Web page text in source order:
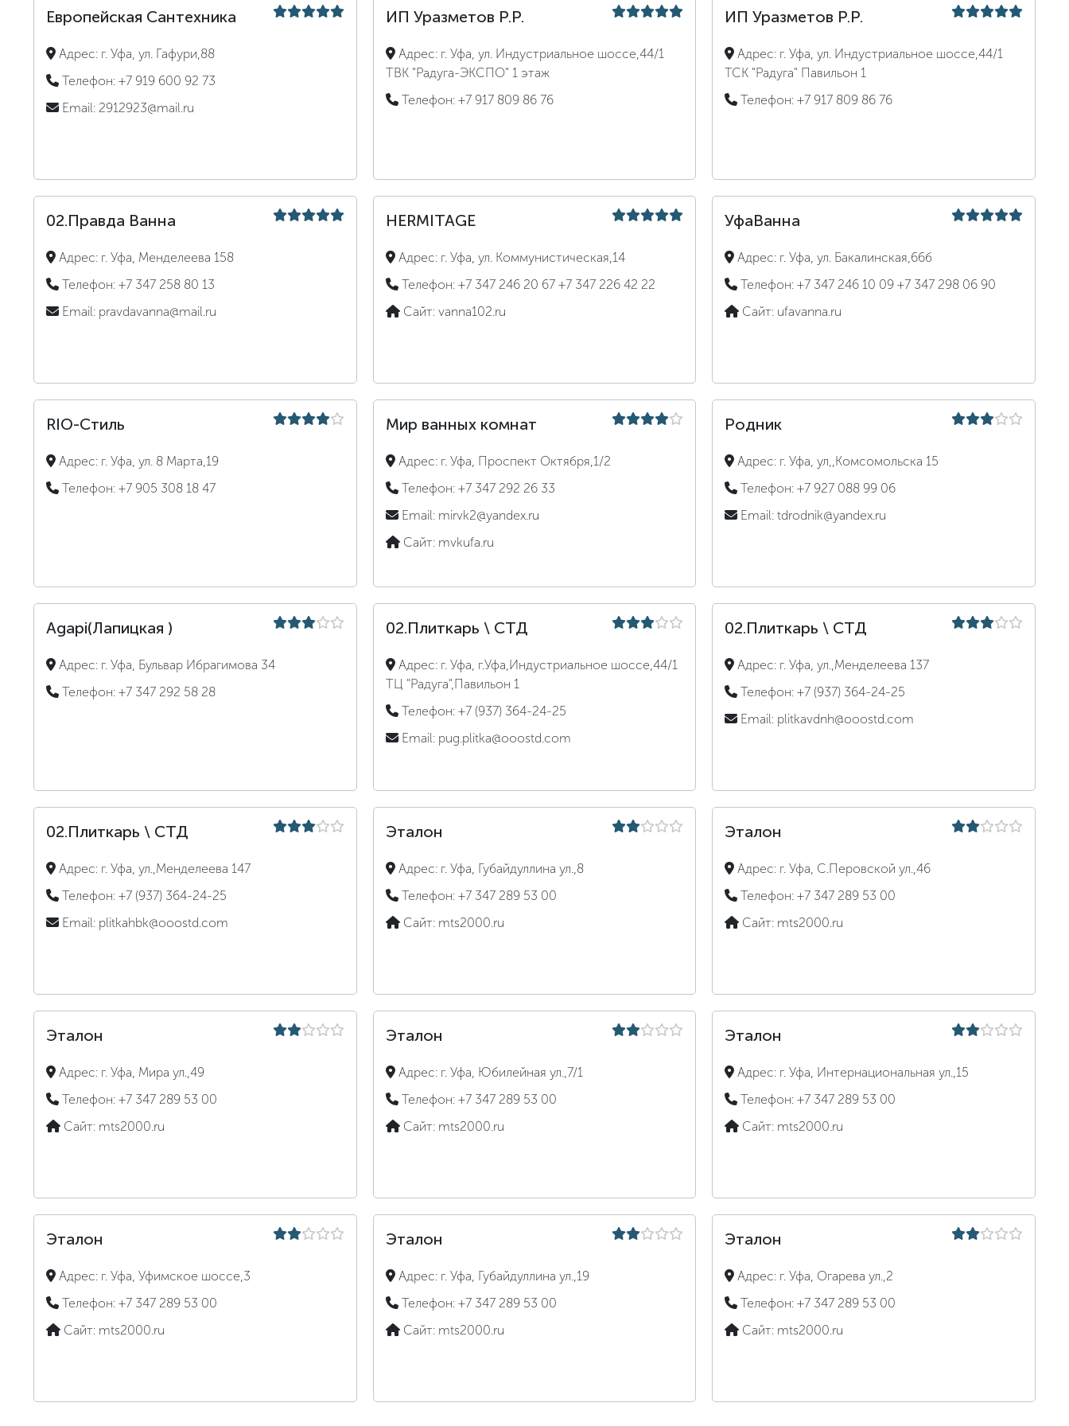
Европейская Сантехника
Адрес: г. Уфа, ул. Гафури,88
Телефон: +7 919 600 92 73
Email: 2912923@mail.ru
ИП Уразметов Р.Р.
Адрес: г. Уфа, ул. Индустриальное шоссе,44/1
ТВК "Радуга-ЭКСПО" 1 этаж
Телефон: +7 917 809 86 76
ИП Уразметов Р.Р.
Адрес: г. Уфа, ул. Индустриальное шоссе,44/1
ТСК "Радуга" Павильон 1
Телефон:+7 917 809 86 76
02.Правда Ванна
Адрес: г. Уфа, Менделеева 158
Телефон: +7 347 258 80 13
Email: pravdavanna@mail.ru
HERMITAGE
Адрес: г. Уфа, ул. Коммунистическая,14
Телефон: +7 347 246 20 67 +7 347 226 42 22
Сайт: vanna102.ru
УфаВанна
Адрес: г. Уфа, ул. Бакалинская,66б
Телефон:+7 347 246 10 09 +7 347 298 06 90
Сайт: ufavanna.ru
RIO-Стиль
Адрес: г. Уфа, ул. 8 Марта,19
Телефон: +7 905 308 18 47
Мир ванных комнат
Адрес: г. Уфа, Проспект Октября,1/2
Телефон: +7 347 292 26 33
Email: mirvk2@yandex.ru
Сайт: mvkufa.ru
Родник
Адрес: г. Уфа, ул,,Комсомольска 15
Телефон:+7 927 088 99 06
Email:tdrodnik@yandex.ru
Agapi(Лапицкая )
Адрес: г. Уфа, Бульвар Ибрагимова 34
Телефон: +7 347 292 58 28
02.Плиткарь \ СТД
Адрес: г. Уфа, г.Уфа,Индустриальное шоссе,44/1
ТЦ "Радуга",Павильон 1
Телефон: +7 (937) 364-24-25
Email: pug.plitka@ooostd.com
02.Плиткарь \ СТД
Адрес: г. Уфа, ул.,Менделеева 137
Телефон:+7 (937) 364-24-25
Email: plitkavdnh@ooostd.com
02.Плиткарь \ СТД
Адрес: г. Уфа, ул.,Менделеева 147
Телефон: +7 (937) 364-24-25
Email: plitkahbk@ooostd.com
Эталон
Адрес: г. Уфа, Губайдуллина ул.,8
Телефон: +7 347 289 53 00
Сайт: mts2000.ru
Эталон
Адрес: г. Уфа, С.Перовской ул.,46
Телефон:+7 347 289 53 00
Сайт: mts2000.ru
Эталон
Адрес: г. Уфа, Мира ул.,49
Телефон: +7 347 289 53 00
Сайт: mts2000.ru
Эталон
Адрес: г. Уфа, Юбилейная ул.,7/1
Телефон: +7 347 289 53 00
Сайт: mts2000.ru
Эталон
Адрес: г. Уфа, Интернациональная ул.,15
Телефон:+7 347 289 53 00
Сайт: mts2000.ru
Эталон
Адрес: г. Уфа, Уфимское шоссе,3
Телефон: +7 347 289 53 00
Сайт: mts2000.ru
Эталон
Адрес: г. Уфа, Губайдуллина ул.,19
Телефон: +7 347 289 53 00
Сайт: mts2000.ru
Эталон
Адрес: г. Уфа, Огарева ул.,2
Телефон:+7 347 289 53 00
Сайт: mts2000.ru